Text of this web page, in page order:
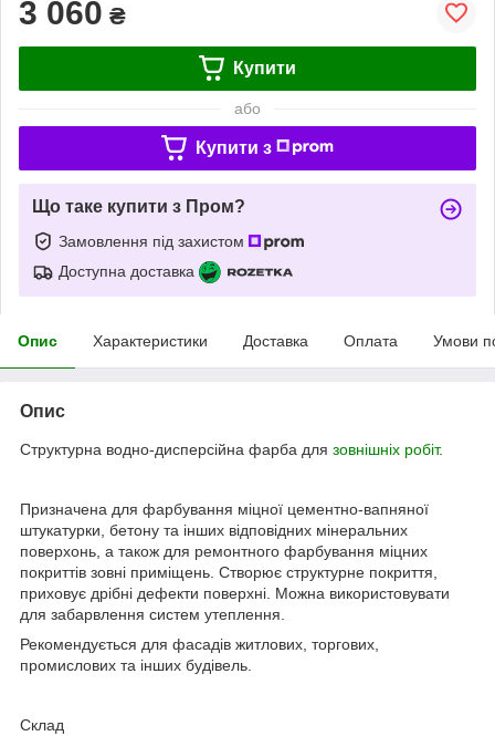
3 060 ₴
Купити
або
Купити з
Що таке купити з Пром?
Замовлення під захистом
Доступна доставка
Опис Характеристики Доставка Оплата Умови
Опис
Структурна водно-дисперсійна фарба для зовнішніх робіт.
Призначена для фарбування міцної цементно-вапняної
штукатурки, бетону та інших відповідних мінеральних
поверхонь, а також для ремонтного фарбування міцних
покриттів зовні приміщень. Створює структурне покриття,
приховує дрібні дефекти поверхні. Можна використовувати
для забарвлення систем утеплення.
Рекомендується для фасадів житлових, торгових,
промислових та інших будівель.
Склад